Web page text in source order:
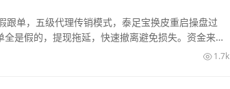
跟单，五级代理传销模式，泰足宝换皮重启操盘过
是假的，提现拖延，快速撤离避免损失。资金来源
1.7k